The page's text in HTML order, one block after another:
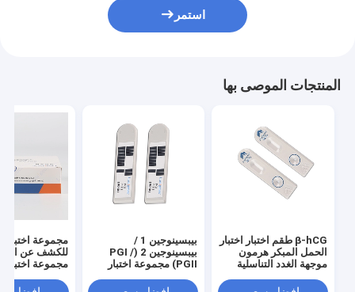
استمر
المنتجات الموصى بها
β-hCG طقم اختبار اختبار
الحمل المبكر هرمون
موجهة الغدد التناسلية
بيبسينوجين 1 /
بيبسينوجين 2 (PGI /
PGII) مجموعة اختبار
عدوى رئوية
مجموعة اختبار
للكشف عن الدم